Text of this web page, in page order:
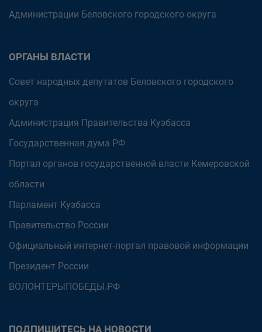
Администрации Беловского городского округа
ОРГАНЫ ВЛАСТИ
Совет народных депутатов Беловского городского
округа
Администрация Правительства Кузбасса
Государственная дума РФ
Портал органов государственной власти Кемеровской
области
Парламент Кузбасса
Правительство России
Официальный интернет-портал правовой информации
Президент России
ВОЛОНТЕРЫПОБЕДЫ.РФ
ПОДПИШИТЕСЬ НА НОВОСТИ